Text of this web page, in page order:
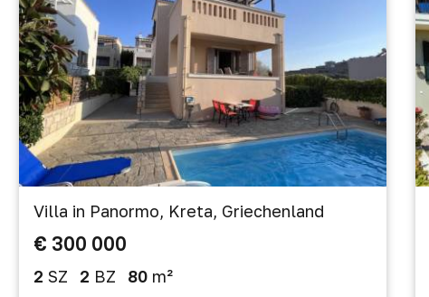
Villa in Panormo, Kreta, Griechenland
€ 300 000
2 SZ 2 BZ 80 m²